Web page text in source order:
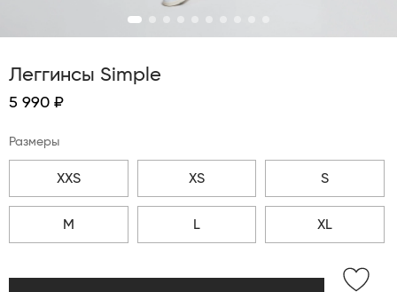
Леггинсы Simple
5 990 ₽
Размеры
XXS XS S
M L XL